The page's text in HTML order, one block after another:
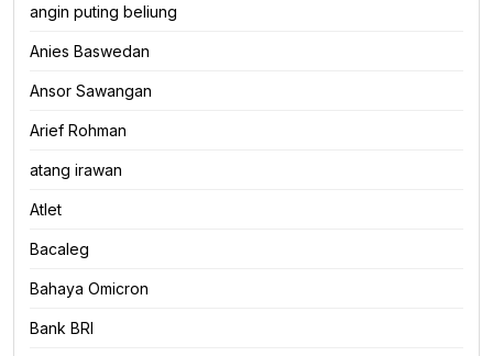
angin puting beliung
Anies Baswedan
Ansor Sawangan
Arief Rohman
atang irawan
Atlet
Bacaleg
Bahaya Omicron
Bank BRI